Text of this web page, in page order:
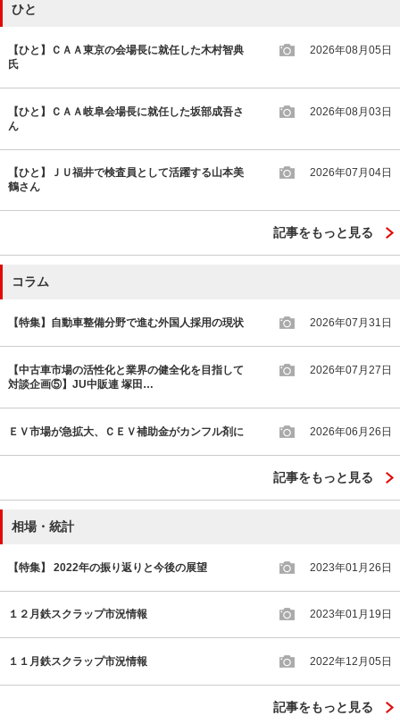
ひと
【ひと】ＣＡＡ東京の会場長に就任した木村智典
氏
2026年08月05日
【ひと】ＣＡＡ岐阜会場長に就任した坂部成吾さ
ん
2026年08月03日
【ひと】ＪＵ福井で検査員として活躍する山本美
鶴さん
2026年07月04日
記事をもっと見る
コラム
【特集】自動車整備分野で進む外国人採用の現状 2026年07月31日
【中古車市場の活性化と業界の健全化を目指して
対談企画⑤】JU中販連 塚田…
2026年07月27日
ＥＶ市場が急拡大、ＣＥＶ補助金がカンフル剤に 2026年06月26日
記事をもっと見る
相場・統計
【特集】 2022年の振り返りと今後の展望 2023年01月26日
１２月鉄スクラップ市況情報 2023年01月19日
１１月鉄スクラップ市況情報 2022年12月05日
記事をもっと見る